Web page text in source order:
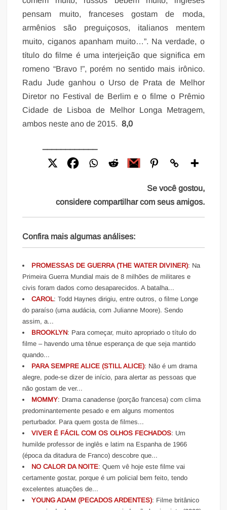
pensam muito, franceses gostam de moda,
armênios são preguiçosos, italianos mentem
muito, ciganos apanham muito…”. Na verdade, o
título do filme é uma interjeição que significa em
romeno “Bravo !”, porém no sentido mais irônico.
Radu Jude ganhou o Urso de Prata de Melhor
Diretor no Festival de Berlim e o filme o Prêmio
Cidade de Lisboa de Melhor Longa Metragem,
ambos neste ano de 2015.8,0
Se você gostou,
considere compartilhar com seus amigos.
Confira mais algumas análises:
PROMESSAS DE GUERRA (THE WATER DIVINER): Na
Primeira Guerra Mundial mais de 8 milhões de militares e
civis foram dados como desaparecidos. A batalha...
CAROL: Todd Haynes dirigiu, entre outros, o filme Longe
do paraíso (uma audácia, com Julianne Moore). Sendo
assim, a...
BROOKLYN: Para começar, muito apropriado o título do
filme – havendo uma tênue esperança de que seja mantido
quando...
PARA SEMPRE ALICE (STILL ALICE): Não é um drama
alegre, pode-se dizer de início, para alertar as pessoas que
não gostam de ver...
MOMMY: Drama canadense (porção francesa) com clima
predominantemente pesado e em alguns momentos
perturbador. Para quem gosta de filmes...
VIVER É FÁCIL COM OS OLHOS FECHADOS: Um
humilde professor de inglês e latim na Espanha de 1966
(época da ditadura de Franco) descobre que...
NO CALOR DA NOITE: Quem vê hoje este filme vai
certamente gostar, porque é um policial bem feito, tendo
excelentes atuações de...
YOUNG ADAM (PECADOS ARDENTES): Filme britânico